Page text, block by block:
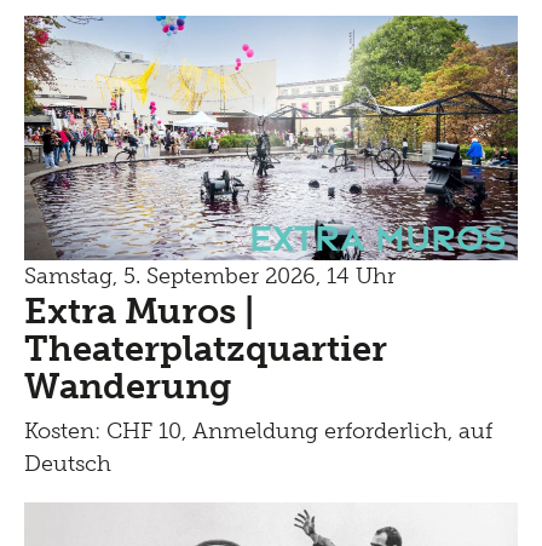
Extra Muros
Samstag, 5. September 2026, 14 Uhr
Extra Muros |
Theaterplatzquartier
Wanderung
Kosten: CHF 10, Anmeldung erforderlich, auf
Deutsch